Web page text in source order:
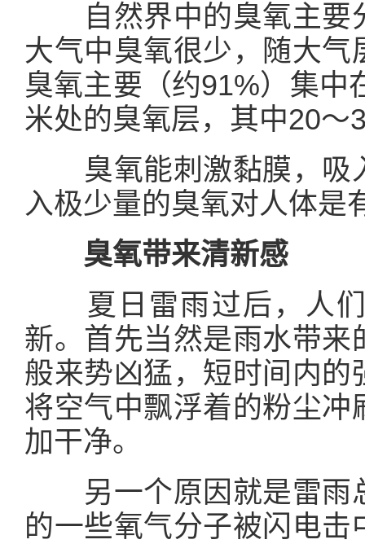
自然界中的臭氧主要
大气中臭氧很少，随大
臭氧主要（约91%）集中
米处的臭氧层，其中20～
臭氧能刺激黏膜，吸
入极少量的臭氧对人体是
臭氧带来清新感
夏日雷雨过后，人
新。首先当然是雨水带
般来势凶猛，短时间内
将空气中飘浮着的粉尘
加干净。
另一个原因就是雷雨
的一些氧气分子被闪电